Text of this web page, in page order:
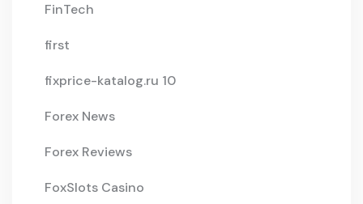
FinTech
first
fixprice-katalog.ru 10
Forex News
Forex Reviews
FoxSlots Casino